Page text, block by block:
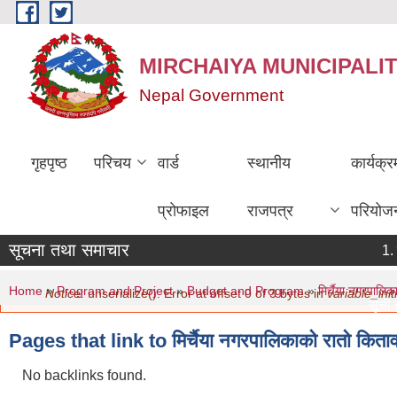
Skip to main content
MIRCHAIYA
Nepal Government
गृहपृष्ठ परिचय वार्ड
प्रोफाइल
स्थानीय
राजपत्र
सूचना तथा समाचार
सूची
Error message
Notice: unserialize(): Error at offset 0 of 3 bytes in
You are here
Home »Program and Project»Budget and Program»मिर्चैया
Pages that link to मिर्चैया नगरपालिकाको रातो
No backlinks found.